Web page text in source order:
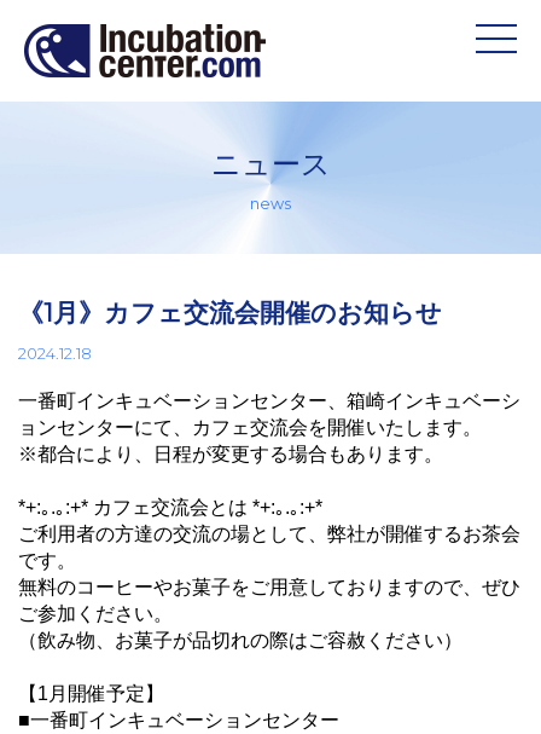
ニュース
news
《1月》カフェ交流会開催のお知らせ
2024.12.18
一番町インキュベーションセンター、箱崎インキュベーシ
ョンセンターにて、カフェ交流会を開催いたします。
※都合により、日程が変更する場合もあります。
*+:｡.｡:+* カフェ交流会とは *+:｡.｡:+*
ご利用者の方達の交流の場として、弊社が開催するお茶会
です。
無料のコーヒーやお菓子をご用意しておりますので、ぜひ
ご参加ください。
（飲み物、お菓子が品切れの際はご容赦ください）
【1月開催予定】
■一番町インキュベーションセンター